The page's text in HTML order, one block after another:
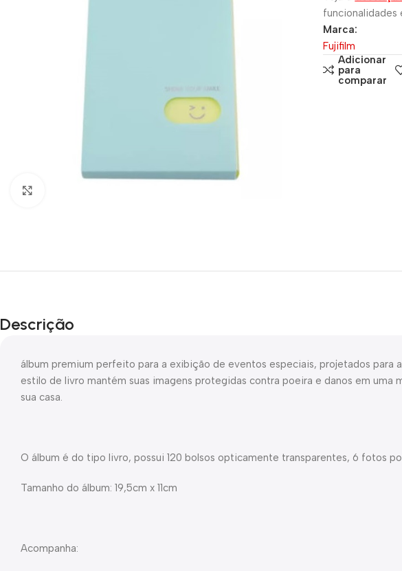
funcionalidades
Marca:
Fujifilm
Adicionar
para
comparar
Descrição
álbum premium perfeito para a exibição de eventos especiais, projetados para
estilo de livro mantém suas imagens protegidas contra poeira e danos em uma
sua casa.
O álbum é do tipo livro, possui 120 bolsos opticamente transparentes, 6 fotos
Tamanho do álbum: 19,5cm x 11cm
Acompanha: